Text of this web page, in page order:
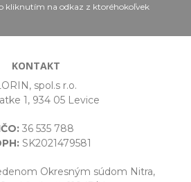
kliknutím na odkaz z ktoréhokoľvek
KONTAKT
spol.s r.o.
1, 934 05 Levice
36 535 788
SK2021479581
Okresným súdom Nitra,